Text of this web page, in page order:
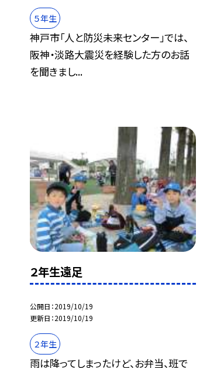
５年生
神戸市「人と防災未来センター」では、
阪神・淡路大震災を経験した方のお話
を聞きまし...
２年生遠足
公開日 2019/10/19
更新日 2019/10/19
２年生
雨は降ってしまったけど、お弁当、班で